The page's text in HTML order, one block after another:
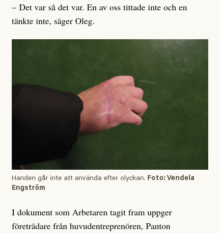
– Det var så det var. En av oss tittade inte och en
tänkte inte, säger Oleg.
Handen går inte att använda efter olyckan. Foto: Vendela
Engström
I dokument som Arbetaren tagit fram uppger
företrädare från huvudentreprenören, Panton